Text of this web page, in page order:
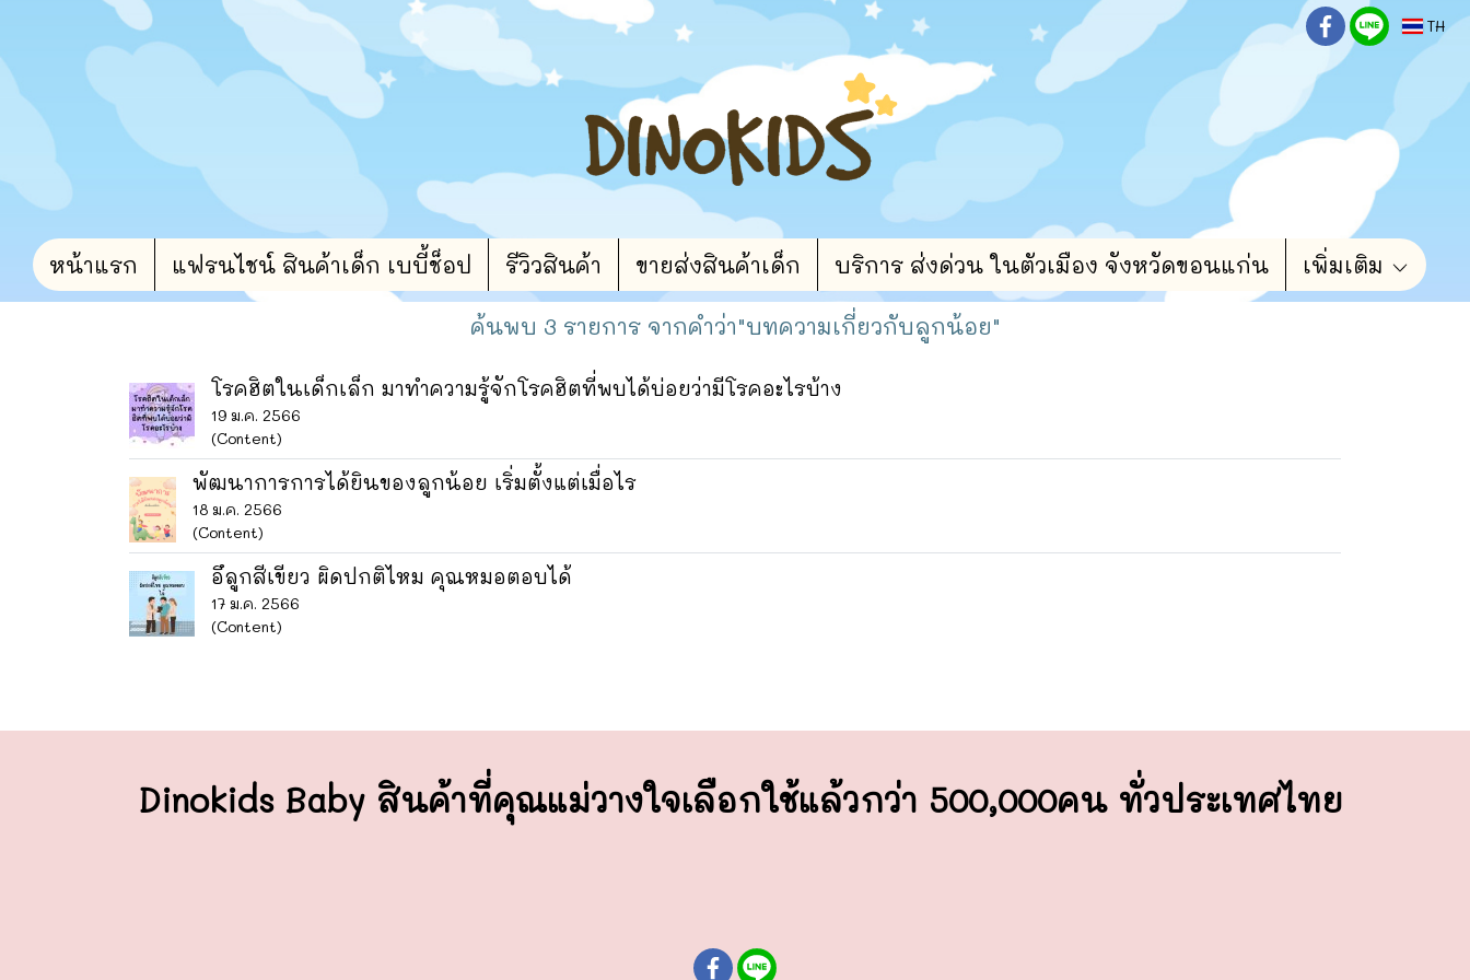
TH
หน้าแรก แฟรนไชน์ สินค้าเด็ก เบบี้ช็อป รีวิวสินค้า ขายส่งสินค้าเด็ก บริการ ส่งด่วน ในตัวเมือง จังหวัดขอนแก่น เพิ่มเติม
ค้นพบ 3 รายการ จากคำว่า"บทความเกี่ยวกับลูกน้อย"
โรคฮิตในเด็กเล็ก มาทำความรู้จักโรคฮิตที่พบได้บ่อยว่ามีโรคอะไรบ้าง
19 ม.ค. 2566
(Content)
พัฒนาการการได้ยินของลูกน้อย เริ่มตั้งแต่เมื่อไร
18 ม.ค. 2566
(Content)
อึลูกสีเขียว ผิดปกติไหม คุณหมอตอบได้
17 ม.ค. 2566
(Content)
Dinokids Baby สินค้าที่คุณแม่วางใจเลือกใช้แล้วกว่า 500,000คน ทั่วประเทศไทย